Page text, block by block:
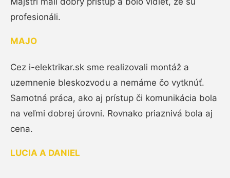
profesionáli.
MAJO
Cez i-elektrikar.sk sme realizovali montáž a
uzemnenie bleskozvodu a nemáme čo vytknúť.
Samotná práca, ako aj prístup či komunikácia bola
na veľmi dobrej úrovni. Rovnako priaznivá bola aj
cena.
LUCIA A DANIEL